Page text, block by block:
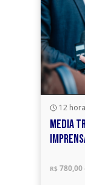
12
MEDIA
R$ 780,00